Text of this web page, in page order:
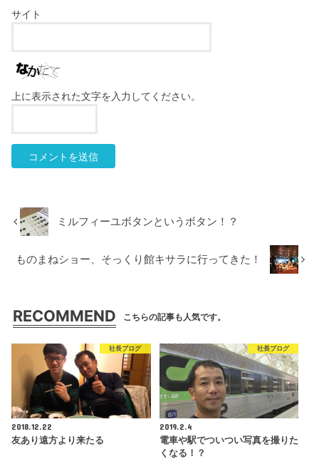
サイト
上に表示された文字を入力してください。
ミルフィーユボタンというボタン！？
ものまねショー、そっくり館キサラに行ってきた！
RECOMMEND こちらの記事も人気です。
社長ブログ
2018.12.22
友あり遠方より来たる
社長ブログ
2019.2.4
電車や駅でついつい写真を撮りた
くなる！？